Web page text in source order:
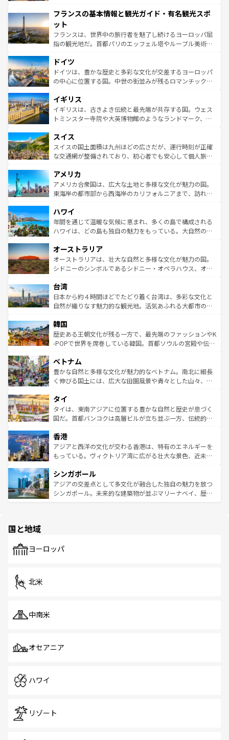
ませてくれるイタリアで、忘れられない旅をしてみよう！
なお、新着のイタリア情報は
しい。
文化が根付くこの国では、情熱的なフラメンコ、熱気あふ
れる闘牛、そして美味しいタパスが生活の一部となってい
る。首都マドリードの洗練された雰囲気や、バルセロナの
アートに溢れた街角から、地方では古代ローマ遺跡や中世
せる。地方によって風土や気候が異なるスペインはその個
性で訪れる人を魅了する。 なお、新着のスペイン情報は コ
ンテンツ一覧を参照してほしい。
フランスの基本情報と観光ガイド・有名観光スポ
ット
フランスは、世界中の旅行者を魅了し続けるヨーロッパ屈
指の観光地だ。首都パリのエッフェル塔やルーブル美術館
で、幅広い魅力が詰まっている。華麗な宮殿、歴史的な大
聖堂、美しいビーチ、そして豊かな自然が、訪れる者を心
から魅了する。また、フランスは美食の国としても知ら
いる。シャンパンの発祥地であるランス、プロヴァンスの
香り高いラベンダー畑など、多彩な楽しみ方が可能だ。さ
らに、パリ以外の地域にも魅力が溢れており、どの街角に
れる地方に足を運ぶとそれぞれで全く異なる文化を体験で
きるだろう。 なお、新着のフランス情報はコンテンツ一覧
を参照してほしい。
ドイツ
ドイツは、豊かな歴史と多彩な文化が交差するヨーロッパ
の中心に位置する国。中世の街並みが残るロマンチック街
顔を持つこの国は、どこを歩いても飽きることがない。ベ
ルリンの文化的活気、バイエルン州のアルプスの絶景、そ
してライン川沿いのワイン畑といった風景は必見。ビール
は、お酒好きな人にはぜひ体験してほしい。 なお、新着の
ドイツ情報はコンテンツ一覧を参照してほしい。
イギリス
イギリスは、古きよき伝統と最先端が共存する国。ウェス
トミンスター寺院や大英博物館のようなランドマーク、歴
リアごとに異なる魅力がある。また、優雅なアフタヌーン
ティー、ビール好きにはたまらない英国パブ、サッカー観
戦など、本場だからこそできる体験も豊富。イギリスを旅
ンツ一覧を参照してほしい。
スイス
スイスの国土面積は九州ほどの広さだが、運行時刻が正確
な交通網が整備されており、初心者でも安心して個人旅行
の建物がそのまま残る町や、スイスならではのユニークな
博物館もあり、アルプス観光だけでなく町歩きも満喫する
ことができる。国民の所得が高いため物価も高いが、旅行
ば市内交通費無料で観光を楽しむこともできる。 なお、新
着のスイス情報はコンテンツ一覧 を参照してほしい。
アメリカ
アメリカ合衆国は、広大な土地と多様な文化が魅力の国。
東海岸の都市部から西海岸のカリフォルニアまで、訪れる
のような巨大都市は、観光、ショッピング、エンターテイ
ンメントが詰まった刺激的なスポットだ。一方、アメリカ
西部には大自然が広がり、グランドキャニオンやイエロー
部のニューオーリンズでは、音楽と美食が融合した独特の
文化が魅力。旅行者はアメリカの各地域で異なる魅力を楽
しみながら、その多様性と豊かな歴史を感じることができ
ならではの贅沢な旅のスタイルだ。 なお、新着のアメリカ
情報はコンテンツ一覧を参照してほしい。
ハワイ
年間を通じて温暖な気候に恵まれ、多くの島で構成される
ハワイは、どの島も独自の魅力をもっている。大自然の神
ワイ島は見逃せない。また、定番の観光地といえばオアフ
島だが、静かな自然を求めるならマウイ島やカウアイ島が
おすすめ。エメラルドグリーンに輝く海をはじめ、豊かな
れるおもてなしの心で訪れる人々を迎えてくれるハワイの
人々、おいしいローカルフードやハワイアンミュージッ
ク、伝統的なフラダンスなど、すべてがハワイの魅力を彩
ワイを、存分に味わってほしい。 なお、新着のハワイ情報
はコンテンツ一覧を参照してほしい。
オーストラリア
オーストラリアは、壮大な自然と多様な文化が魅力の国。
シドニーのシンボルであるシドニー・オペラハウス、オー
リアリーフや大陸中央部にそびえるウルル（エアーズロッ
ク）、タスマニアの美しい原生林やケアンズの熱帯雨林な
ど、見どころがたくさん。また、カフェやワイン、オージ
いる。アクティビティも充実しており、サーフィンやダイ
ビング、ハイキングなど、アウトドア好きにはたまらな
い。オーストラリアの多彩な魅力を存分に味わいつくそ
参照してほしい。
台湾
日本から約４時間ほどでたどり着く台湾は、多彩な文化と
自然が織りなす魅力的な観光地。活気あふれる大都市の台
ン）、静ひつな山岳地帯である台湾東部など、都市の喧騒
と山間の静けさが共存しており、訪れる人に新しい発見と
驚きをもたらしてくれる。また、奥深い台湾の食文化も魅
容にもいいと評判のスイーツなど、バラエティ豊かな料理
が味わえる。 なお、新着の台湾情報は コンテンツ一覧を参
照してほしい。
韓国
歴史ある王朝文化が残る一方で、最先端のファッションやK
-POPで世界を席巻している韓国。首都ソウルの宮殿や伝統
き、地方に足を延ばせば四季折々の自然美を楽しむことが
できる。そして、キムチや焼肉、絶品のストリートフード
まで、さまざまな韓国料理が待っている。夜には、韓国な
リティに包まれながら、韓国の多彩な魅力を心ゆくまで味
わってみてほしい。 なお、新着の韓国情報はコンテンツ一
覧を参照してほしい。
ベトナム
豊かな自然と多様な文化が魅力的なベトナム。南北に細長
く伸びる国土には、広大な田園風景や青々とした山々、世
急速な発展と共に伝統が息づく。ハノイの古い町並みやホ
ーチミン市のフランス統治時代の建物も、独特の雰囲気を
醸し出している。また、バラエティの豊かさとおいしさで
とつ。フォーやバインミー、ベトナムコーヒーなどは、ぜ
ひ現地で味わいたい。どの地域を訪れてもあたたかい人々
が旅行者を迎えてくれるので、きっと忘れられない旅にな
参照してほしい。
タイ
タイは、東南アジアに位置する豊かな自然と歴史が息づく
国だ。首都バンコクは高層ビルが立ち並ぶ一方、伝統的な
の活気が交差している。北部ではチェンマイなどの山岳地
帯で自然と触れ合い、南部ではプーケットやクラビの美し
いビーチでリゾート気分を楽しむことができる。タイ料理
激する。気候は一年中温暖で、どの季節にも異なる楽しみ
が待っている。親しみやすいタイの人々、仏教を中心とし
た文化、そして多様な観光資源が、訪れる旅人を魅了し続
香港
アジアと西洋の文化が交わる香港は、特有のエネルギーを
もっている。ヴィクトリア湾に広がる壮大な景色、近未来
み、どこを訪れても感動するはず。観光スポットが密集し
ており、効率よく見どころを回れるのも魅力。息をのむよ
うな絶景から文化的な体験まで、香港を存分に楽しみ尽く
シンガポール
アジアの交差点として多文化が融合した独自の魅力を放つ
シンガポール。未来的な建築物が並ぶマリーナベイ、歴史
で、ホーカーズは地元の風情を楽しめる外せないスポット
国と地域
ヨーロッパ
北米
中南米
オセアニア
ハワイ
リゾート